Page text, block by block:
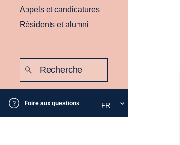
Appels et candidatures
Résidents et alumni
Foire aux questions
Sélectionnez
la
FR